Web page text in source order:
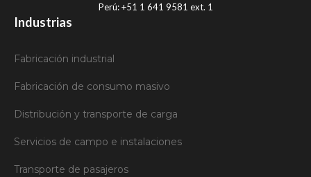
Perú:+51 1 641 9581 ext. 1
Industrias
Fabricación industrial
Fabricación de consumo masivo
Distribución y transporte de carga
Servicios de campo e instalaciones
Transporte de pasajeros